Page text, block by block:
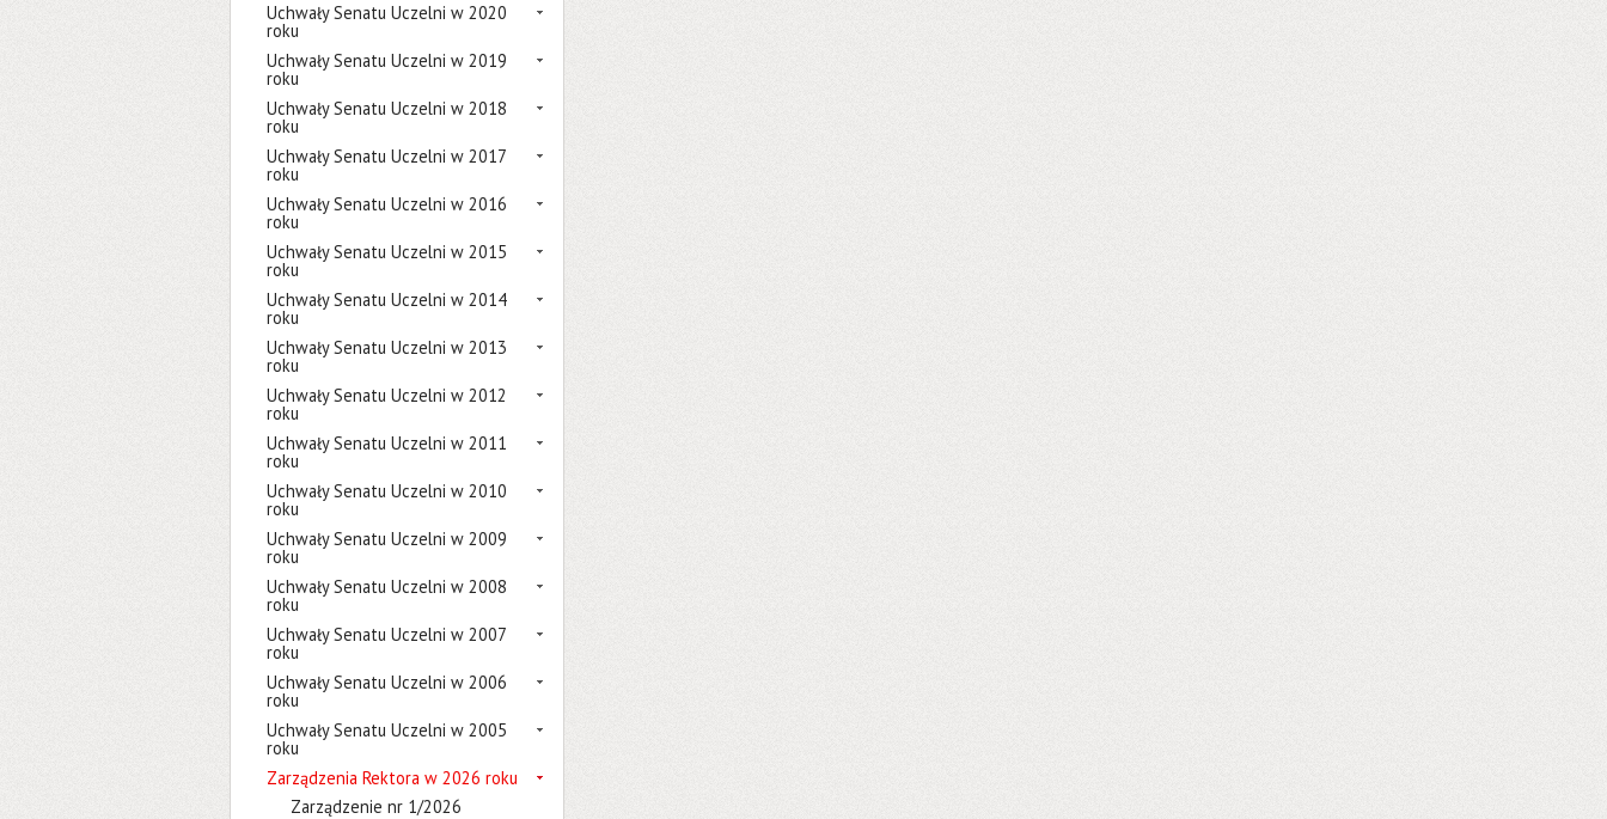
Uchwały Senatu Uczelni w 2020
roku
Uchwały Senatu Uczelni w 2019
roku
Uchwały Senatu Uczelni w 2018
roku
Uchwały Senatu Uczelni w 2017
roku
Uchwały Senatu Uczelni w 2016
roku
Uchwały Senatu Uczelni w 2015
roku
Uchwały Senatu Uczelni w 2014
roku
Uchwały Senatu Uczelni w 2013
roku
Uchwały Senatu Uczelni w 2012
roku
Uchwały Senatu Uczelni w 2011
roku
Uchwały Senatu Uczelni w 2010
roku
Uchwały Senatu Uczelni w 2009
roku
Uchwały Senatu Uczelni w 2008
roku
Uchwały Senatu Uczelni w 2007
roku
Uchwały Senatu Uczelni w 2006
roku
Uchwały Senatu Uczelni w 2005
roku
Zarządzenia Rektora w 2026 roku
Zarządzenie nr 1/2026